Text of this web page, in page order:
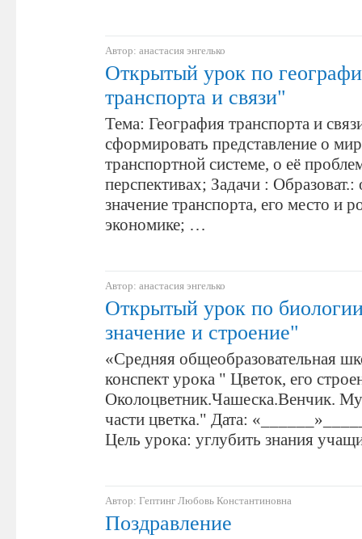
Автор: анастасия энгелько
Открытый урок по
транспорта и связи"
Тема: География транспорта и
сформировать представление о
транспортной системе, о её
перспективах; Задачи : Образоват.:
значение транспорта, его место и
экономике; …
Автор: анастасия энгелько
Открытый урок по
значение и строение"
«Средняя общеобразовательная
конспект урока " Цветок, его
Околоцветник.Чашеска.Венчик.
части цветка." Дата:
Цель урока: углубить знания
Автор: Гептинг Любовь Константиновна
Поздравление